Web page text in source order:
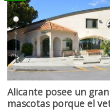
Alicante posee un
mascotas porque el